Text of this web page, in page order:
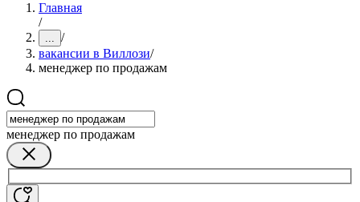
Главная
/
... /
вакансии в Виллози/
менеджер по продажам
менеджер по продажам